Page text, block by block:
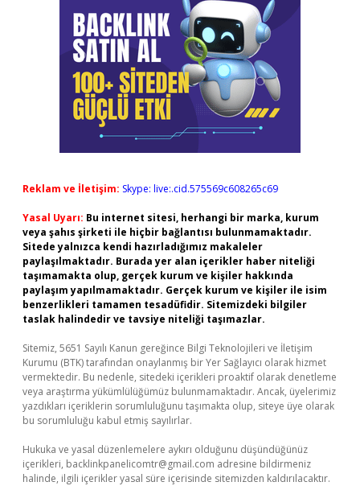
Reklam ve İletişim: Skype: live:.cid.575569c608265c69
Yasal Uyarı: Bu internet sitesi, herhangi bir marka, kurum
veya şahıs şirketi ile hiçbir bağlantısı bulunmamaktadır.
Sitede yalnızca kendi hazırladığımız makaleler
paylaşılmaktadır. Burada yer alan içerikler haber niteliği
taşımamakta olup, gerçek kurum ve kişiler hakkında
paylaşım yapılmamaktadır. Gerçek kurum ve kişiler ile isim
benzerlikleri tamamen tesadüfidir. Sitemizdeki bilgiler
taslak halindedir ve tavsiye niteliği taşımazlar.
Sitemiz, 5651 Sayılı Kanun gereğince Bilgi Teknolojileri ve İletişim
Kurumu (BTK) tarafından onaylanmış bir Yer Sağlayıcı olarak hizmet
vermektedir. Bu nedenle, sitedeki içerikleri proaktif olarak denetleme
veya araştırma yükümlülüğümüz bulunmamaktadır. Ancak, üyelerimiz
yazdıkları içeriklerin sorumluluğunu taşımakta olup, siteye üye olarak
bu sorumluluğu kabul etmiş sayılırlar.
Hukuka ve yasal düzenlemelere aykırı olduğunu düşündüğünüz
içerikleri, backlinkpanelicomtr@gmail.com adresine bildirmeniz
halinde, ilgili içerikler yasal süre içerisinde sitemizden kaldırılacaktır.